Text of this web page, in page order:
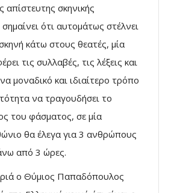
απίστευτης σκηνικής
ότι αυτομάτως στέλνει
κάτω στους θεατές, μία
τις συλλαβές, τις λέξεις και
μοναδικό και ιδιαίτερο τρόπο
να τραγουδήσει το
του φάσματος, σε μία
θα έλεγα για 3 ανθρώπους
από 3 ώρες.
ο Θύμιος Παπαδόπουλος